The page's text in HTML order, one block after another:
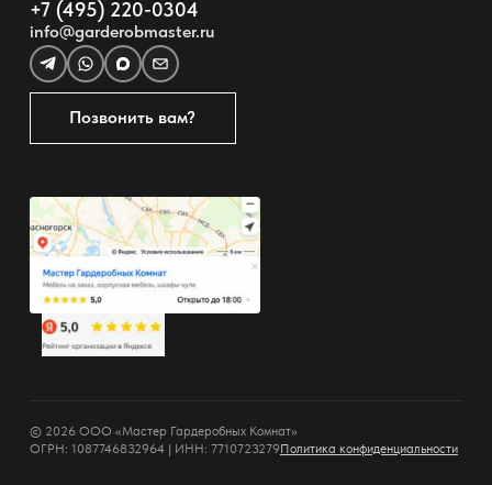
+7 (495) 220-0304
info@garderobmaster.ru
Позвонить вам?
© 2026 ООО «Мастер Гардеробных Комнат»
ОГРН: 1087746832964 | ИНН: 7710723279Политика конфиденциальности